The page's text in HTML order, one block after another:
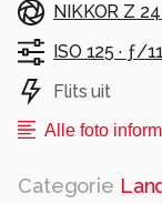
NIKKOR Z
ISO 125 · ƒ/
Flits uit
Alle foto
Categorie